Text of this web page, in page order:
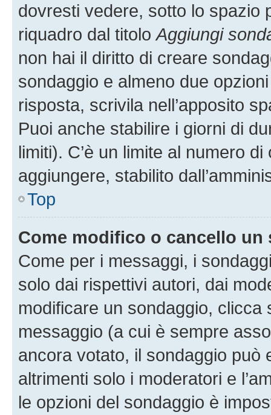
dovresti vedere, sotto lo spazio
riquadro dal titoloAggiungi
non hai il diritto di creare
sondaggio e almeno due
risposta, scrivila nell’apposito
Puoi anche stabilire i giorni di
limiti). C’è un limite al numero
aggiungere, stabilito
Top
Come modifico o cancello un
Come per i messaggi, i
solo dai rispettivi autori, dai
modificare un sondaggio,
messaggio (a cui è sempre
ancora votato, il sondaggio può
altrimenti solo i moderatori e
le opzioni del sondaggio è